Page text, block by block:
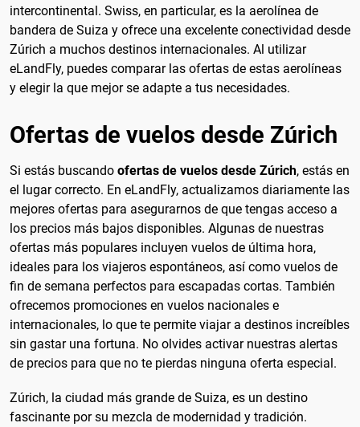
intercontinental. Swiss, en particular, es la aerolínea de
bandera de Suiza y ofrece una excelente conectividad desde
Zúrich a muchos destinos internacionales. Al utilizar
eLandFly, puedes comparar las ofertas de estas aerolíneas
y elegir la que mejor se adapte a tus necesidades.
Ofertas de vuelos desde Zúrich
Si estás buscando ofertas de vuelos desde Zúrich, estás en
el lugar correcto. En eLandFly, actualizamos diariamente las
mejores ofertas para asegurarnos de que tengas acceso a
los precios más bajos disponibles. Algunas de nuestras
ofertas más populares incluyen vuelos de última hora,
ideales para los viajeros espontáneos, así como vuelos de
fin de semana perfectos para escapadas cortas. También
ofrecemos promociones en vuelos nacionales e
internacionales, lo que te permite viajar a destinos increíbles
sin gastar una fortuna. No olvides activar nuestras alertas
de precios para que no te pierdas ninguna oferta especial.
Zúrich, la ciudad más grande de Suiza, es un destino
fascinante por su mezcla de modernidad y tradición.